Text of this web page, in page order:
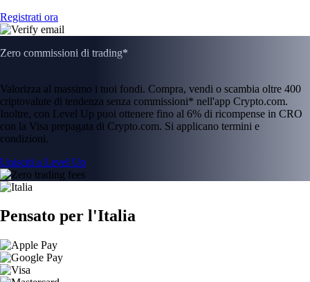
Registrati ora
Zero commissioni di trading*
Valorizza al massimo i tuoi fondi. Compra, vendi o scambia oltre 400
criptovalute di tendenza senza commissioni* nell'app Crypto.com.
Inoltre, con Level Up puoi ottenere fino al 6% di ricompense in CRO
con la Visa prepagata di Crypto.com. Si applicano termini e
condizioni.
Unisciti a Level Up
Pensato per l'Italia